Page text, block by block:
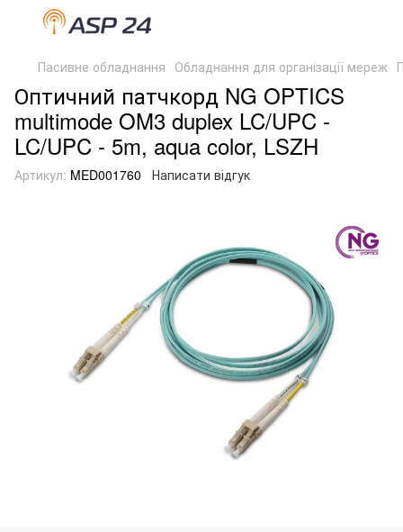
Пасивне обладнання Обладнання для організації мереж
Оптичний патчкорд NG OPTICS
multimode OM3 duplex LC/UPC -
LC/UPC - 5m, aqua color, LSZH
Артикул: MED001760 Написати відгук